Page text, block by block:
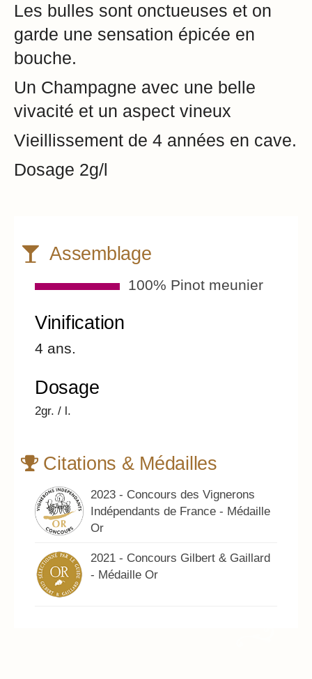
Les bulles sont onctueuses et on
garde une sensation épicée en
bouche.
Un Champagne avec une belle
vivacité et un aspect vineux
Vieillissement de 4 années en cave.
Dosage 2g/l
Assemblage
100% Pinot meunier
Vinification
4 ans.
Dosage
2gr. / l.
Citations & Médailles
2023 - Concours des Vignerons
Indépendants de France - Médaille
Or
2021 - Concours Gilbert & Gaillard
- Médaille Or